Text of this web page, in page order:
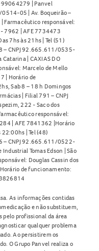
| Panvel
05 | Av. Boqueirão –
Farmacêutico responsável:
- 7962 | AFE 7734473
7hs às 21hs | Tel (51)
– CNPJ 92.665.611/0535-
Catarina | CAXIAS DO
Marcelo de Mello
| Horário de
Sab 8 – 18 h Domingos
| Filial 791 – CNPJ
222 - Saco dos
responsável:
| AFE 7841362 |Horário
22:00hs | Tel (48)
– CNPJ 92.665.611/0522-
Tomas Edson | São
Douglas Cassin dos
de funcionamento:
As informações contidas
e não substituem,
pelo profissional da área
qualquer problema
Ao persistirem os
O Grupo Panvel realiza o